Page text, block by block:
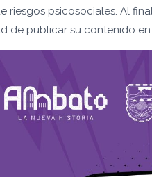
riesgos psicosociales. Al
de publicar su contenido